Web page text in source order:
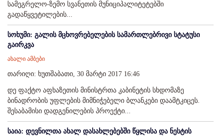
სამეგრელო-ზემო სვანეთის მუნიციპალიტეტებში
გადაწყვეტილების...
სოხუმი: გალის მცხოვრებელების სამართლებრივი სტატუსი
გაირკვა
ახალი ამბები
თარიღი: ხუთშაბათი, 30 მარტი 2017 16:46
დე ფაქტო აფხაზეთის მინისტრთა კაბინეტის სხდომაზე
ბინადრობის უფლების მიმნიჭებელი ბლანკები დაამტკიცეს.
შესაბამისი დადგენილების პროექტი...
საია: დევნილთა ახალ დასახლებებში წყლისა და ნესტის